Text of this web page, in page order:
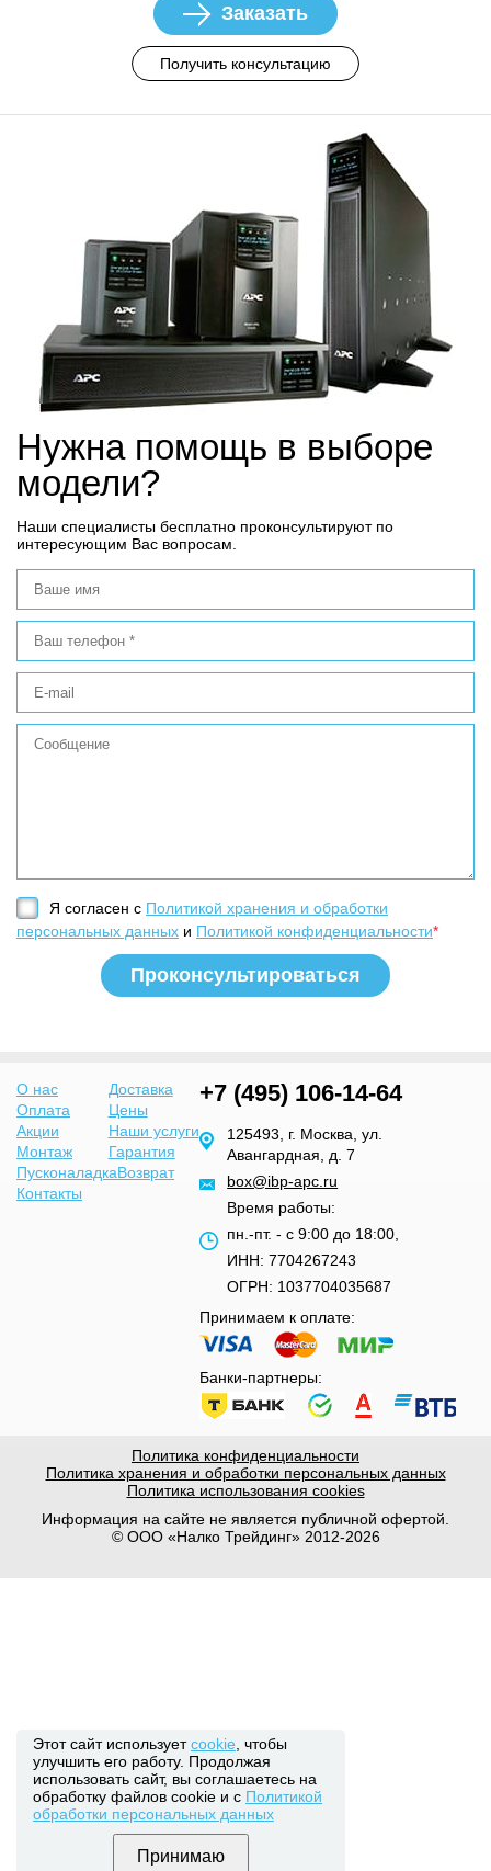
Заказать
Получить консультацию
Нужна помощь в выборе
модели?
Наши специалисты бесплатно проконсультируют по
интересующим Вас вопросам.
Я согласен с Политикой хранения и обработки
персональных данных и Политикой конфиденциальности*
О нас
Доставка
Оплата
Цены
Акции
Наши услуги
Монтаж
Гарантия
ПусконаладкаВозврат
Контакты
+7 (495) 106-14-64
125493, г. Москва, ул.
Авангардная, д. 7
box@ibp-apc.ru
Время работы:
пн.-пт. - с 9:00 до 18:00,
ИНН: 7704267243
ОГРН: 1037704035687
Принимаем к оплате:
Банки-партнеры:
Политика конфиденциальности
Политика хранения и обработки персональных данных
Политика использования cookies
Информация на сайте не является публичной офертой.
© ООО «Налко Трейдинг» 2012-2026
Этот сайт используетcookie , чтобы
улучшить его работу. Продолжая
использовать сайт, вы соглашаетесь на
обработку файлов cookie и с Политикой
обработки персональных данных